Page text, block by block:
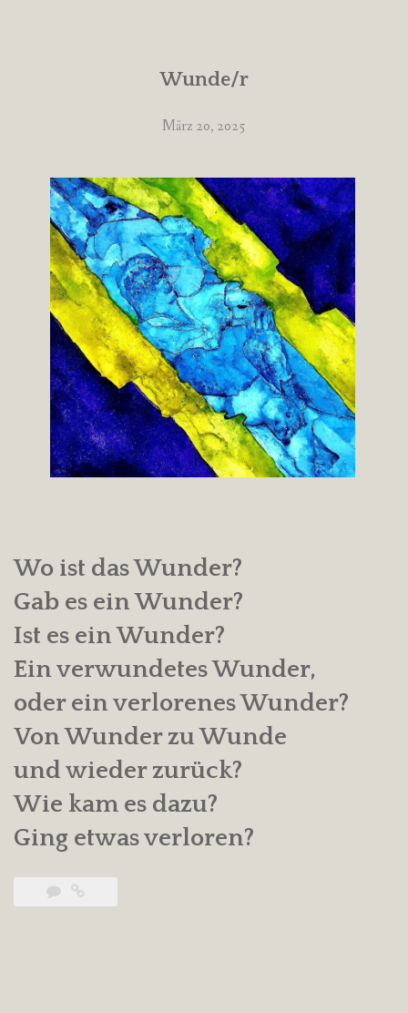
Wunde/r
März 20, 2025
Wo ist das Wunder?
Gab es ein Wunder?
Ist es ein Wunder?
Ein verwundetes Wunder,
oder ein verlorenes Wunder?
Von Wunder zu Wunde
und wieder zurück?
Wie kam es dazu?
Ging etwas verloren?